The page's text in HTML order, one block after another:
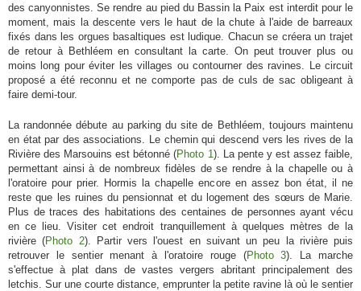
des canyonnistes. Se rendre au pied du Bassin la Paix est interdit pour le
moment, mais la descente vers le haut de la chute à l'aide de barreaux
fixés dans les orgues basaltiques est ludique. Chacun se créera un trajet
de retour à Bethléem en consultant la carte. On peut trouver plus ou
moins long pour éviter les villages ou contourner des ravines. Le circuit
proposé a été reconnu et ne comporte pas de culs de sac obligeant à
faire demi-tour.
La randonnée débute au parking du site de Bethléem, toujours maintenu
en état par des associations. Le chemin qui descend vers les rives de la
Rivière des Marsouins est bétonné (Photo 1). La pente y est assez faible,
permettant ainsi à de nombreux fidèles de se rendre à la chapelle ou à
l'oratoire pour prier. Hormis la chapelle encore en assez bon état, il ne
reste que les ruines du pensionnat et du logement des sœurs de Marie.
Plus de traces des habitations des centaines de personnes ayant vécu
en ce lieu. Visiter cet endroit tranquillement à quelques mètres de la
rivière (Photo 2). Partir vers l'ouest en suivant un peu la rivière puis
retrouver le sentier menant à l'oratoire rouge (Photo 3). La marche
s'effectue à plat dans de vastes vergers abritant principalement des
letchis. Sur une courte distance, emprunter la petite ravine là où le sentier